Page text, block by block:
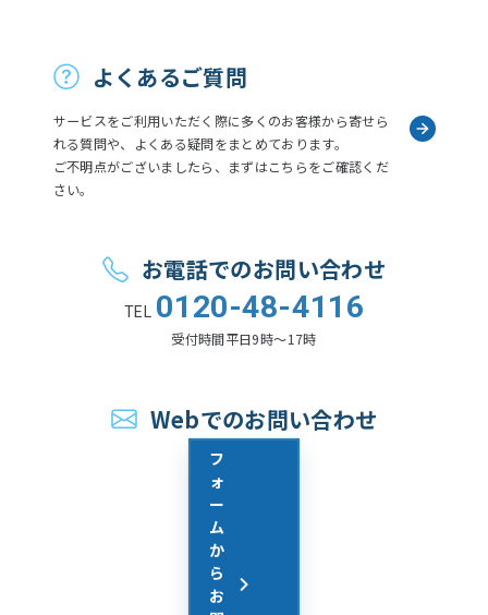
よくあるご質問
サービスをご利用いただく際に多くのお客様から寄せら
れる質問や、よくある疑問をまとめております。
ご不明点がございましたら、まずはこちらをご確認くだ
さい。
お電話でのお問い合わせ
TEL 0120-48-4116
受付時間平日9時〜17時
Webでのお問い合わせ
フ
ォ
ー
ム
か
ら
お